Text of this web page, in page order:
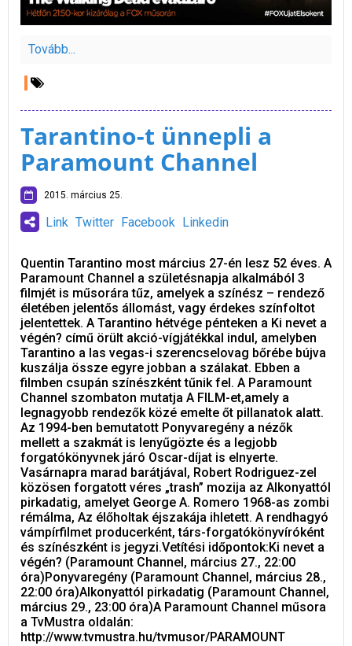
Tovább...
Tarantino-t ünnepli a
Paramount Channel
2015. március 25.
Link Twitter Facebook Linkedin
Quentin Tarantino most március 27-én lesz 52 éves. A
Paramount Channel a születésnapja alkalmából 3
filmjét is műsorára tűz, amelyek a színész – rendező
életében jelentős állomást, vagy érdekes színfoltot
jelentettek. A Tarantino hétvége pénteken a Ki nevet a
végén? című örült akció-vígjátékkal indul, amelyben
Tarantino a las vegas-i szerencselovag bőrébe bújva
kuszálja össze egyre jobban a szálakat. Ebben a
filmben csupán színészként tűnik fel. A Paramount
Channel szombaton mutatja A FILM-et,amely a
legnagyobb rendezők közé emelte őt pillanatok alatt.
Az 1994-ben bemutatott Ponyvaregény a nézők
mellett a szakmát is lenyűgözte és a legjobb
forgatókönyvnek járó Oscar-díjat is elnyerte.
Vasárnapra marad barátjával, Robert Rodriguez-zel
közösen forgatott véres „trash” mozija az Alkonyattól
pirkadatig, amelyet George A. Romero 1968-as zombi
rémálma, Az élőholtak éjszakája ihletett. A rendhagyó
vámpírfilmet producerként, társ-forgatókönyvíróként
és színészként is jegyzi.Vetítési időpontok:Ki nevet a
végén? (Paramount Channel, március 27., 22:00
óra)Ponyvaregény (Paramount Channel, március 28.,
22:00 óra)Alkonyattól pirkadatig (Paramount Channel,
március 29., 23:00 óra)A Paramount Channel műsora
a TvMustra oldalán:
http://www.tvmustra.hu/tvmusor/PARAMOUNT